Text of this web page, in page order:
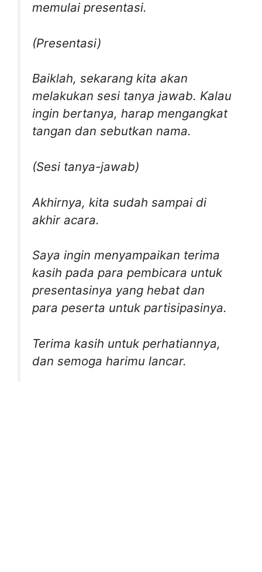
memulai presentasi.
(Presentasi)
Baiklah, sekarang kita akan
melakukan sesi tanya jawab. Kalau
ingin bertanya, harap mengangkat
tangan dan sebutkan nama.
(Sesi tanya-jawab)
Akhirnya, kita sudah sampai di
akhir acara.
Saya ingin menyampaikan terima
kasih pada para pembicara untuk
presentasinya yang hebat dan
para peserta untuk partisipasinya.
Terima kasih untuk perhatiannya,
dan semoga harimu lancar.